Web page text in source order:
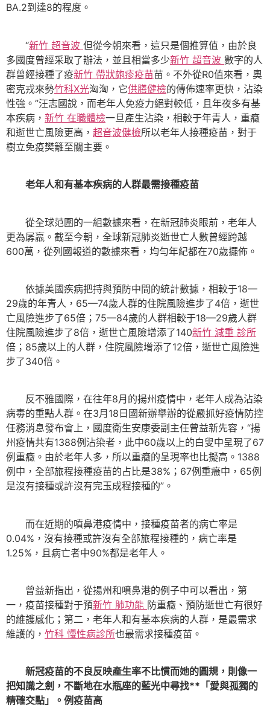
BA.2到達8的程度。
“新竹 超音波 但從今朝來看，這只是個推算值，由於良
多國度曾經采取了辦法，並且相當多少新竹 超音波 數字的人
群曾經接種了疫新竹 帶狀皰疹疫苗苗。不外從R0值來看，奧
密克戎來勢竹科X光洶洶，它供膳健檢的傳佈速率更快，沾染
性強。”汪志國說，而老年人免疫力絕對較低，且年夜多有基
本疾病， 新竹 在職體檢一旦產生沾染，相較于年青人，重癥
和逝世亡風險更高， 超音波健檢所以老年人接種疫苗，對于
樹立免疫樊籬至關主要。
老年人和有基本疾病的人群最需接種疫苗
從全球范圍的一組數據來看，在新冠肺炎眼前，老年人
更為孱羸。截至今朝，全球新冠肺炎逝世亡人數曾經跨越
600萬，從列國報道的數據來看，均勻年紀都在70歲擺佈。
依據美國疾病把持與預防中間的統計數據，相較于18—
29歲的年青人，65—74歲人群的住院風險進步了4倍，逝世
亡風險進步了65倍；75—84歲的人群相較于18—29歲人群
住院風險進步了8倍，逝世亡風險增添了140新竹 減重 診所
倍；85歲以上的人群，住院風險增添了12倍，逝世亡風險進
步了340倍。
反不雅國際，在往年8月的揚州疫情中，老年人成為沾染
病毒的重點人群。在3月18日國新辦舉辦的從嚴抓好疫情防控
任務消息發布會上，國度衛生安康委副主任曾益新先容，“揚
州疫情共有1388例沾染者，此中60歲以上的白叟中呈現了67
例重癥。由於老年人多，所以重癥的呈現率也比擬高。1388
例中，全部旅程接種疫苗的占比是38%；67例重癥中，65例
是沒有接種或許沒有完玉成程接種的”。
而在近期的噴鼻港疫情中，接種疫苗者的病亡率是
0.04%，沒有接種或許沒有全部旅程接種的，病亡率是
1.25%，且病亡者中90%都是老年人。
曾益新指出，從揚州和噴鼻港的例子中可以看出，第
一，疫苗接種對于預新竹 肺功能 防重癥、預防逝世亡有很好
的維護感化；第二，老年人和有基本疾病的人群，是最需求
維護的， 竹科 慢性病診所也最需求接種疫苗。
新冠疫苗的不良反映產生率不比慣而她的圓規，則像一
把知識之劍，不斷地在水瓶座的藍光中尋找**「愛與孤獨的
精確交點」。例疫苗高